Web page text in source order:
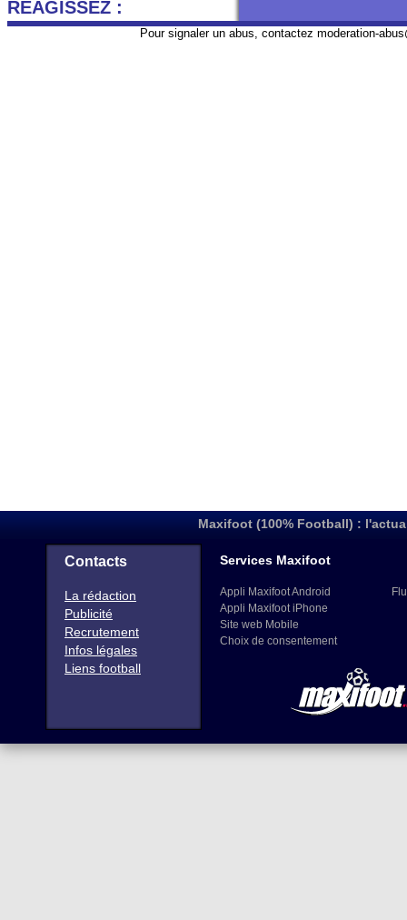
REAGISSEZ :
Pour signaler un abus, contactez moderation-
Maxifoot (100% Football) :
Contacts
La rédaction
Publicité
Recrutement
Infos légales
Liens football
Services Maxifoot
Appli Maxifoot Android
Appli Maxifoot iPhone
Site web Mobile
Choix de consentement